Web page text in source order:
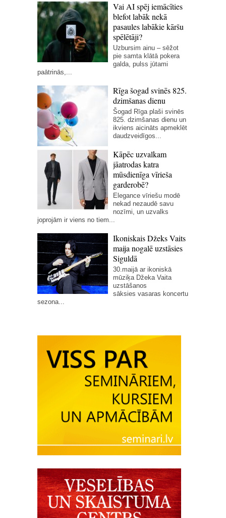
Vai AI spēj iemācīties
blefot labāk nekā
pasaules labākie kāršu
spēlētāji?
Uzbursim ainu – sēžot
pie samta klātā pokera
galda, pulss jūtami
paātrinās,...
Rīga šogad svinēs 825.
dzimšanas dienu
Šogad Rīga plaši svinēs
825. dzimšanas dienu un
ikviens aicināts apmeklēt
daudzveidīgos...
Kāpēc uzvalkam
jāatrodas katra
mūsdienīga vīrieša
garderobē?
Elegance vīriešu modē
nekad nezaudē savu
nozīmi, un uzvalks
joprojām ir viens no tiem...
Ikoniskais Džeks Vaits
maija nogalē uzstāsies
Siguldā
30.maijā ar ikoniskā
mūziķa Džeka Vaita
uzstāšanos
sāksies vasaras koncertu
sezona...